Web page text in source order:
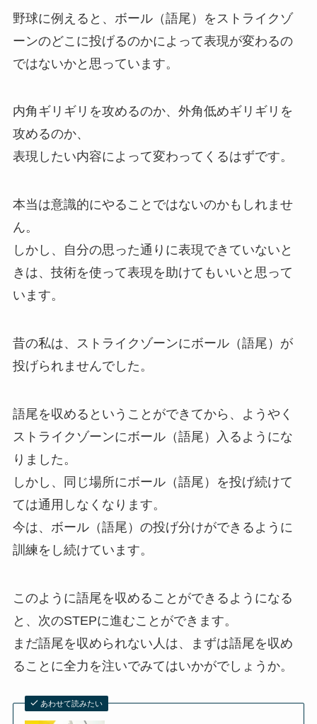
野球に例えると、ボール（語尾）をストライクゾ
ーンのどこに投げるのかによって表現が変わるの
ではないかと思っています。
内角ギリギリを攻めるのか、外角低めギリギリを
攻めるのか、
表現したい内容によって変わってくるはずです。
本当は意識的にやることではないのかもしれませ
ん。
しかし、自分の思った通りに表現できていないと
きは、技術を使って表現を助けてもいいと思って
います。
昔の私は、ストライクゾーンにボール（語尾）が
投げられませんでした。
語尾を収めるということができてから、ようやく
ストライクゾーンにボール（語尾）入るようにな
りました。
しかし、同じ場所にボール（語尾）を投げ続けて
ては通用しなくなります。
今は、ボール（語尾）の投げ分けができるように
訓練をし続けています。
このように語尾を収めることができるようになる
と、次のSTEPに進むことができます。
まだ語尾を収められない人は、まずは語尾を収め
ることに全力を注いでみてはいかがでしょうか。
あわせて読みたい